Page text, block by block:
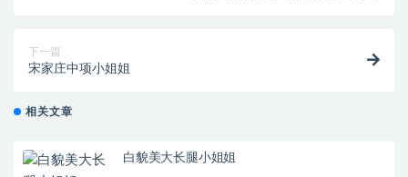
下一篇
宋家庄中项小姐姐
相关文章
白貌美大长腿小姐姐